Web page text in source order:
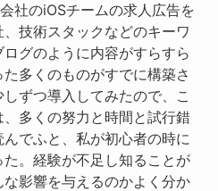
社のiOSチームの求人広告を
技術スタックなどのキーワ
グのように内容がすらすら
多くのものがすでに構築さ
ずつ導入してみたので、こ
多くの努力と時間と試行錯
でふと、私が初心者の時に
。経験が不足し知ることが
影響を与えるのかよく分か